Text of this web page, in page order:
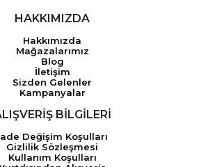
HAKKIMIZDA
Hakkımızda
Mağazalarımız
Blog
İletişim
Sizden Gelenler
Kampanyalar
BİLGİLERİ
Değişim Koşulları
Gizlilik Sözleşmesi
Kullanım Koşulları